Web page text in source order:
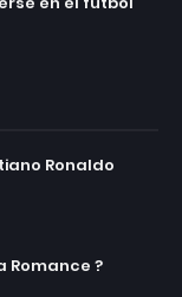
Ronaldo
Romance ?